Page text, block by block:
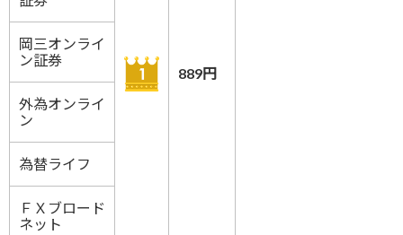
889円
岡三オンライ
ン証券
外為オンライ
ン
為替ライフ
ＦＸブロード
ネット